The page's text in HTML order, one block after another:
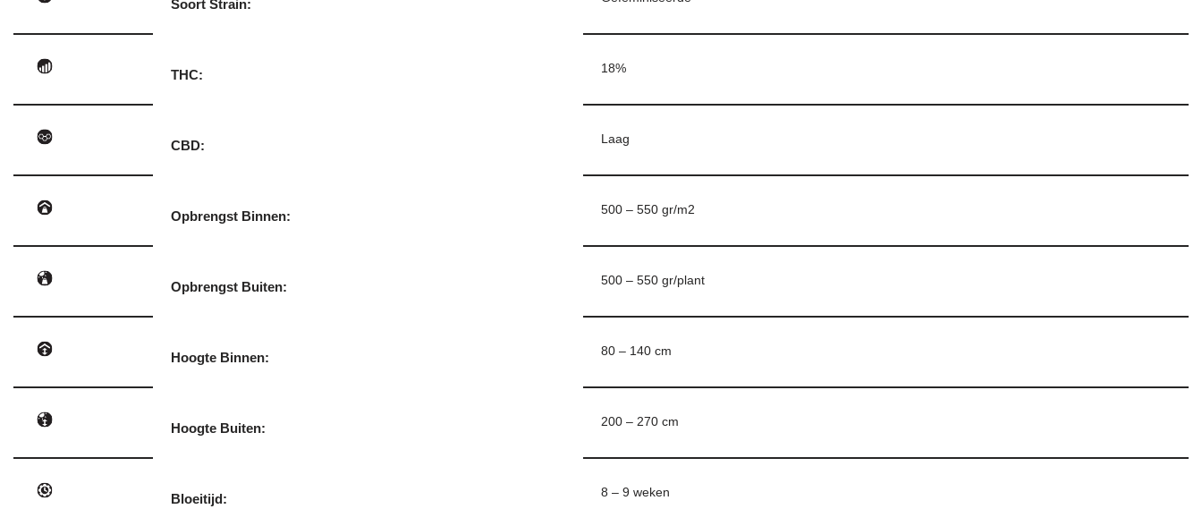
Soort Strain:
THC: 18%
CBD: Laag
Opbrengst Binnen: 500 – 550 gr/m2
Opbrengst Buiten: 500 – 550 gr/plant
Hoogte Binnen: 80 – 140 cm
Hoogte Buiten: 200 – 270 cm
Bloeitijd: 8 – 9 weken